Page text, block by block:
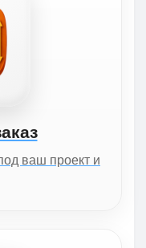
ваш проект и